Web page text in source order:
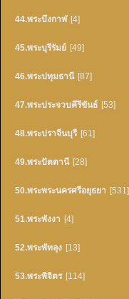
44.พระบึงกาฬ [4]
45.พระบุรีรัมย์ [49]
46.พระปทุมธานี [87]
47.พระประจวบคึรีขันธ์ [53]
48.พระปราจีนบุรี [61]
49.พระปัตตานี [28]
50.พระพระนครศรีอยุธยา [531]
51.พระพังงา [4]
52.พระพัทลุง [13]
53.พระพิจิตร [114]